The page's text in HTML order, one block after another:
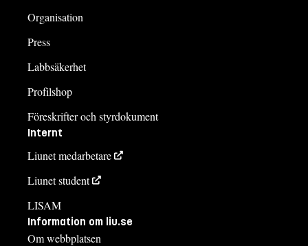
Organisation
Press
Labbsäkerhet
Profilshop
Föreskrifter och styrdokument
Internt
Liunet medarbetare
Liunet student
LISAM
Information om liu.se
Om webbplatsen